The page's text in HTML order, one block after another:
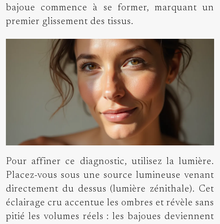
bajoue commence à se former, marquant un
premier glissement des tissus.
Pour affiner ce diagnostic, utilisez la lumière.
Placez-vous sous une source lumineuse venant
directement du dessus (lumière zénithale). Cet
éclairage cru accentue les ombres et révèle sans
pitié les volumes réels : les bajoues deviennent